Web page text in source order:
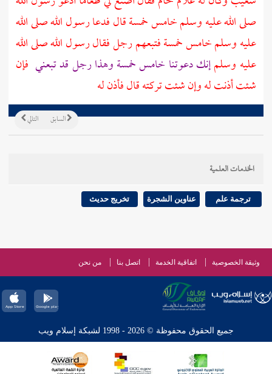
صلى الله عليه وسلم خامس خمسة قال فدعا رسول الله صلى الله
عليه وسلم خامس خمسة فتبعهم رجل فقال رسول الله صلى الله
عليه وسلمإنك دعوتنا خامس خمسة وهذا رجل قد تبعني فإن
شئت أذنت له وإن شئت تركته قال فأذن له
التالي السابق
الخدمات العلمية
ترجمة علم عناوين الشجرة تخريج حديث
وثيقة الخصوصية اتفاقية الخدمة اتصل بنا من نحن
جميع الحقوق محفوظة © 2026 - 1998 لشبكة إسلام ويب